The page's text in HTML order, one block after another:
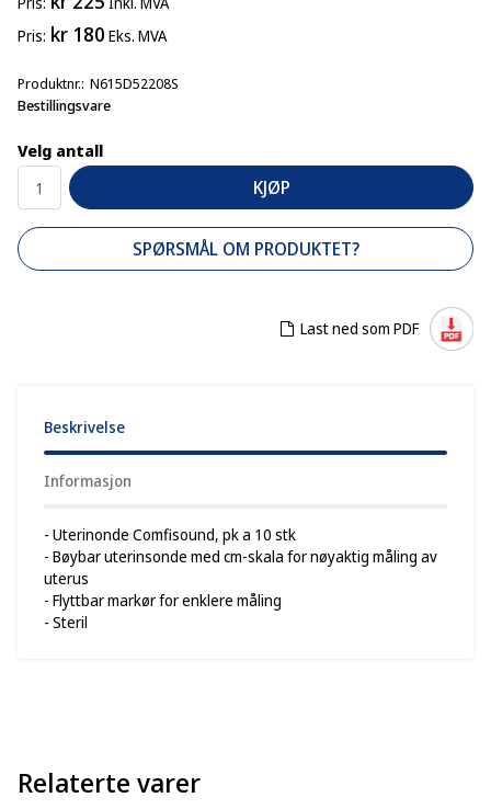
Pris kr 180 Eks. MVA
Produktnr. N615D52208S
Bestillingsvare
Velg antall
KJØP
SPØRSMÅL OM PRODUKTET?
Last ned som PDF
Beskrivelse
Informasjon
- Uterinonde Comfisound, pk a 10 stk
- Bøybar uterinsonde med cm-skala for nøyaktig måling av
uterus
- Flyttbar markør for enklere måling
- Steril
Relaterte varer